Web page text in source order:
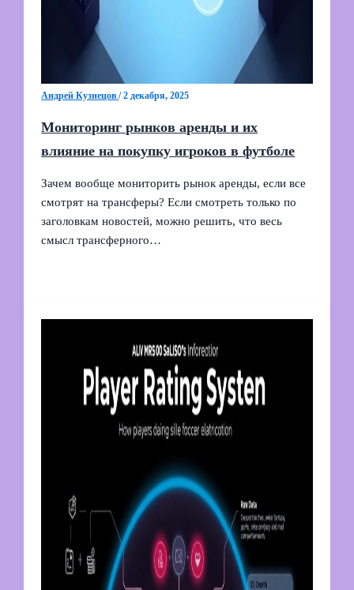
Андрей Кузнецов/2 декабря, 2025
Мониторинг рынков аренды и их
влияние на покупку игроков в футболе
Зачем вообще мониторить рынок аренды, если все
смотрят на трансферы? Если смотреть только по
заголовкам новостей, можно решить, что весь
смысл трансферного…